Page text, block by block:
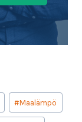
#Maalämpö